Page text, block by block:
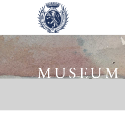
MUSEUM